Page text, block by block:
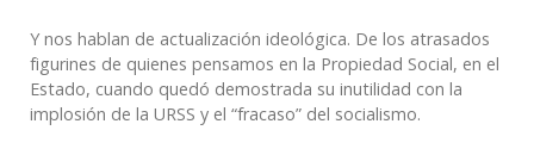
Y nos hablan de actualización ideológica. De los atrasados
figurines de quienes pensamos en la Propiedad Social, en el
Estado, cuando quedó demostrada su inutilidad con la
implosión de la URSS y el “fracaso” del socialismo.